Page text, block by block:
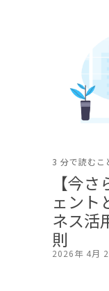
3 分で読むこ
【今
ェント
ネス活
則
2026年 4月